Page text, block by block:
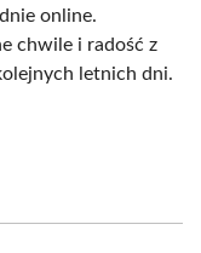
online.
chwile i radość z
letnich dni.